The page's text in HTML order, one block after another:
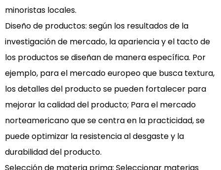
minoristas locales.
Diseño de productos: según los resultados de la
investigación de mercado, la apariencia y el tacto de
los productos se diseñan de manera específica. Por
ejemplo, para el mercado europeo que busca textura,
los detalles del producto se pueden fortalecer para
mejorar la calidad del producto; Para el mercado
norteamericano que se centra en la practicidad, se
puede optimizar la resistencia al desgaste y la
durabilidad del producto.